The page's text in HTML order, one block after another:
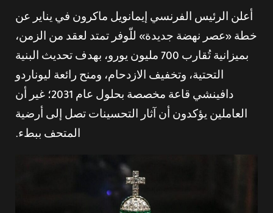
أعلن الرئيس الفرنسي إيمانويل ماكرون في يناير عن
خطة «عصر نهضة جديدة» للّوفر تمتد لعقد من الزمن،
بميزانية تُقارب 700 مليون يورو، بهدف تحديث البنية
التحتية، وتخفيف الازدحام، ومنح رائعة ليوناردو
دافينشي قاعة مخصصة بحلول عام 2031؛ غير أن
العاملين يؤكدون أن آثار التحسينات تصل إلى أرضية
المتحف ببطء.